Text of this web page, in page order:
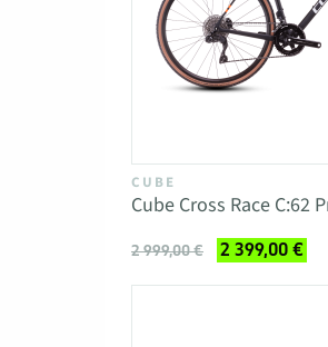
CUBE
Cube Cross Race C:62
2 999,00 € 2 399,00 €